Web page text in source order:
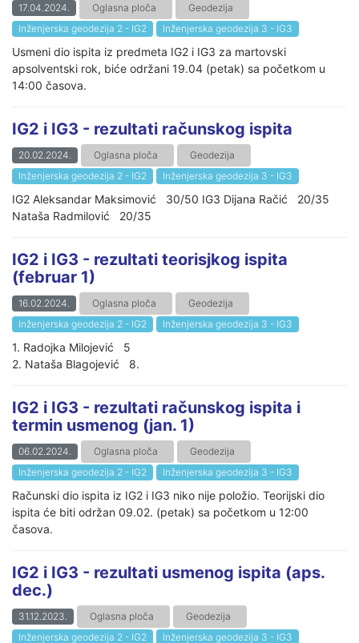
17.04.2024. Oglasna ploča
Geodezija
Inženjerska geodezija 2 - IG2
Inženjerska geodezija 3 - IG3
Usmeni dio ispita iz predmeta IG2 i IG3 za martovski
apsolventski rok, biće održani 19.04 (petak) sa početkom u
14:00 časova.
IG2 i IG3 - rezultati računskog ispita
20.02.2024. Oglasna ploča
Geodezija
Inženjerska geodezija 2 - IG2
Inženjerska geodezija 3 - IG3
IG2 Aleksandar Maksimović 30/50 IG3 Dijana Račić 20/35
Nataša Radmilović 20/35
IG2 i IG3 - rezultati teorisjkog ispita
(februar 1)
16.02.2024. Oglasna ploča
Geodezija
Inženjerska geodezija 2 - IG2
Inženjerska geodezija 3 - IG3
1. Radojka Milojević 5
2. Nataša Blagojević 8.
IG2 i IG3 - rezultati računskog ispita i
termin usmenog (jan. 1)
06.02.2024. Oglasna ploča
Geodezija
Inženjerska geodezija 2 - IG2
Inženjerska geodezija 3 - IG3
Računski dio ispita iz IG2 i IG3 niko nije položio. Teorijski dio
ispita će biti održan 09.02. (petak) sa početkom u 12:00
časova.
IG2 i IG3 - rezultati usmenog ispita (aps.
dec.)
31.12.2023. Oglasna ploča
Geodezija
Inženjerska geodezija 2 - IG2
Inženjerska geodezija 3 - IG3